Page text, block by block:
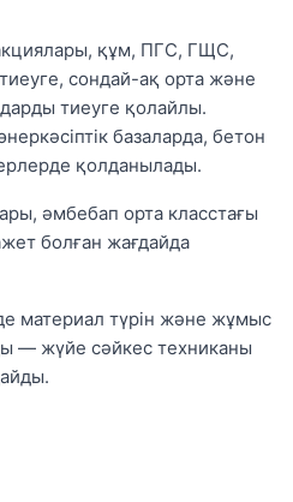
құм, ПГС, ГЩС,
сондай-ақ орта және
тиеуге қолайлы.
базаларда, бетон
қолданылады.
әмбебап орта класстағы
болған жағдайда
материал түрін және жұмыс
— жүйе сәйкес техниканы